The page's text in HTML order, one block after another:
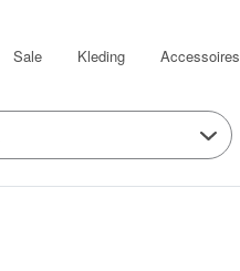
Sale Kleding Accessoires